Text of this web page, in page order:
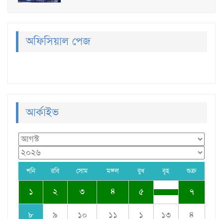
অফিসিয়াল পেজ
আর্কাইভ
শনি রবি সোম মঙ্গল বুধ বৃহ শুক্র
১ ২ ৩ ৪ ৫ ৭
৮ ৯ ১০ ১১ ১ ১৩ ৪